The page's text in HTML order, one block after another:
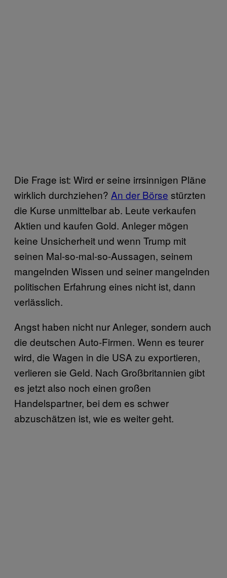
Die Frage ist: Wird er seine irrsinnigen Pläne
wirklich durchziehen? An der Börse stürzten
die Kurse unmittelbar ab. Leute verkaufen
Aktien und kaufen Gold. Anleger mögen
keine Unsicherheit und wenn Trump mit
seinen Mal-so-mal-so-Aussagen, seinem
mangelnden Wissen und seiner mangelnden
politischen Erfahrung eines nicht ist, dann
verlässlich.
Angst haben nicht nur Anleger, sondern auch
die deutschen Auto-Firmen. Wenn es teurer
wird, die Wagen in die USA zu exportieren,
verlieren sie Geld. Nach Großbritannien gibt
es jetzt also noch einen großen
Handelspartner, bei dem es schwer
abzuschätzen ist, wie es weiter geht.